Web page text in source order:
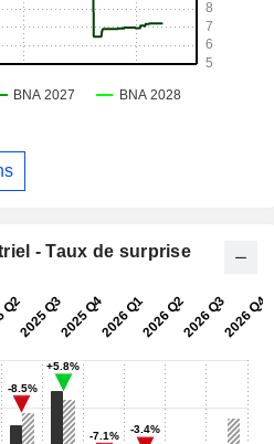
- Taux de surprise